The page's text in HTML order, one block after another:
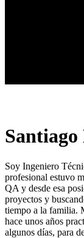
Santiago
Soy Ingeniero
profesional estuvo
QA y desde esa
proyectos y
tiempo a la familia.
hace unos años
algunos días, para